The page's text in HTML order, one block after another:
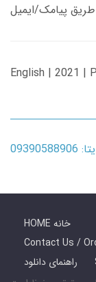
English | 2021 |
HOME خانه
راهنمای دانلود